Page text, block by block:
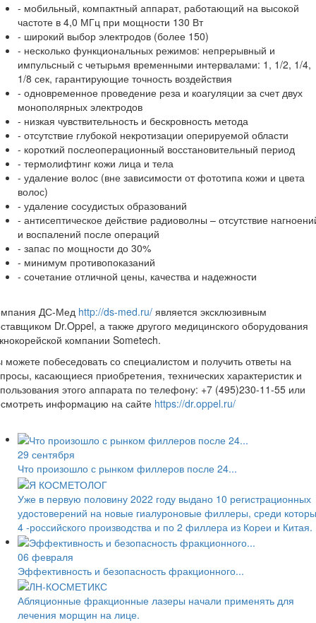
- мобильный, компактный аппарат, работающий на высокой
частоте в 4,0 МГц при мощности 130 Вт
- широкий выбор электродов (более 150)
- несколько функциональных режимов: непрерывный и
импульсный с четырьмя временными интервалами: 1, 1/2, 1/4,
1/8 сек, гарантирующие точность воздействия
- одновременное проведение реза и коагуляции за счет двух
монополярных электродов
- низкая чувствительность и бескровность метода
- отсутствие глубокой некротизации оперируемой области
- короткий послеоперационный восстановительный период
- термолифтинг кожи лица и тела
- удаление волос (вне зависимости от фототипа кожи и цвета
волос)
- удаление сосудистых образований
- антисептическое действие радиоволны – отсутствие
и воспалений после операций
- запас по мощности до 30%
- минимум противопоказаний
- сочетание отличной цены, качества и надежности
ДС-Мед http://ds-med.ru/ является эксклюзивным
Dr.Oppel, а также другого медицинского оборудования
компании Sometech.
можете побеседовать со специалистом и получить ответы на
касающиеся приобретения, технических характеристик и
этого аппарата по телефону: +7 (495)230-11-55 или
информацию на сайте https://dr.oppel.ru/
29 сентября
Что произошло с рынком филлеров после 24...
Уже в первую половину 2022 году выдано 10 регистрационных
удостоверений на новые гиалуроновые филлеры, среди
4 -российского производства и по 2 филлера из Кореи и Китая.
06 февраля
Эффективность и безопасность фракционного...
Абляционные фракционные лазеры начали применять для
лечения морщин на лице.